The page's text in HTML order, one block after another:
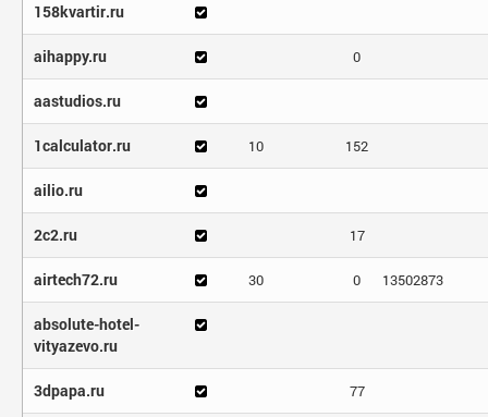
158kvartir.ru
aihappy.ru 0
aastudios.ru
1calculator.ru 10 152
ailio.ru
2c2.ru 17
airtech72.ru 30 0 13502873
absolute-hotel-
vityazevo.ru
3dpapa.ru 77